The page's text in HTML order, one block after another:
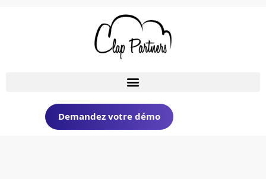
Demandez votre démo